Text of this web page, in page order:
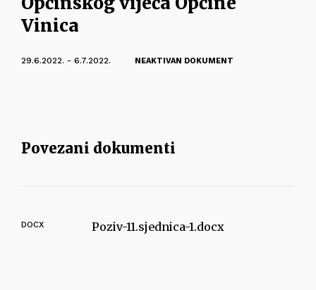
Vinica
29.6.2022. - 6.7.2022. NEAKTIVAN DOKUMENT
Povezani dokumenti
DOCX Poziv-11.sjednica-1.docx